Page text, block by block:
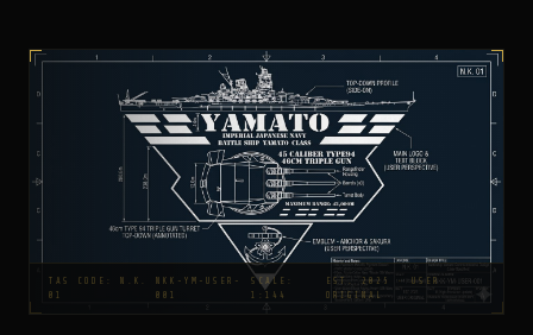
TAS CODE: N.K.
01
NKK-YM-USER-
001
SCALE:
1:144
EST. 2025 · USER
ORIGINAL